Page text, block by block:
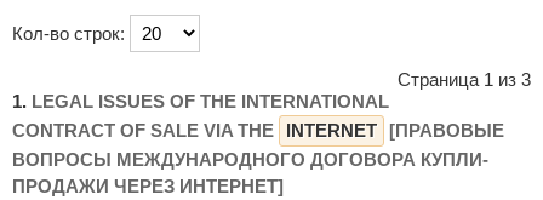
Кол-во строк:
Страница 1 из 3
1. LEGAL ISSUES OF THE INTERNATIONAL
CONTRACT OF SALE VIA THE
INTERNET [ПРАВОВЫЕ
ВОПРОСЫ МЕЖДУНАРОДНОГО ДОГОВОРА КУПЛИ-
ПРОДАЖИ ЧЕРЕЗ ИНТЕРНЕТ]